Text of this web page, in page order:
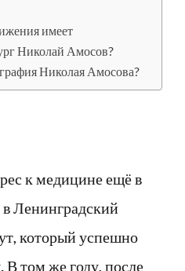
имеет
Николай Амосов?
Николая Амосова?
к медицине ещё в
Ленинградский
который успешно
В том же году, после